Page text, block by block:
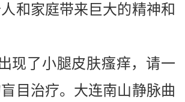
和家庭带来巨大的精神和
现了小腿皮肤瘙痒，请一
目治疗。大连南山静脉曲